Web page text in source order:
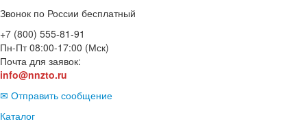
Звонок по России бесплатный
+7 (800) 555-81-91
Пн-Пт 08:00-17:00 (Мск)
Почта для заявок:
info@nnzto.ru
✉ Отправить сообщение
Каталог